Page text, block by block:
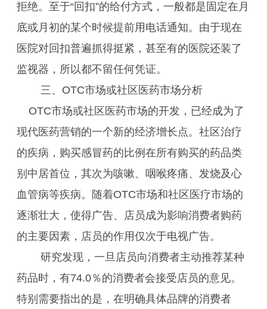
拒绝。至于“回扣”的给付方式，一般都是固定在月
底或月初的某个时候提前用电话通知。由于现在
医院对回扣普遍抓得挺紧，甚至有的医院还装了
监视器，所以都不留任何凭证。
三、OTC市场或社区医药市场分析
OTC市场或社区医药市场的开发，已经成为了
现代医药营销的一个新的经济增长点。社区治疗
的疾病，购买感冒药的比例在所有购买的药品类
别中居首位，其次为咳嗽、咽喉疼痛、发烧及心
血管病等疾病。随着OTC市场和社区医疗市场的
逐渐壮大，使得广告、店员成为影响消费者购药
的主要因素，店员的作用仅次于电视广告。
研究发现，一旦店员向消费者主动推荐某种
药品时，有74.0％的消费者会接受店员的意见。
特别需要指出的是，在明确具体品牌的消费者